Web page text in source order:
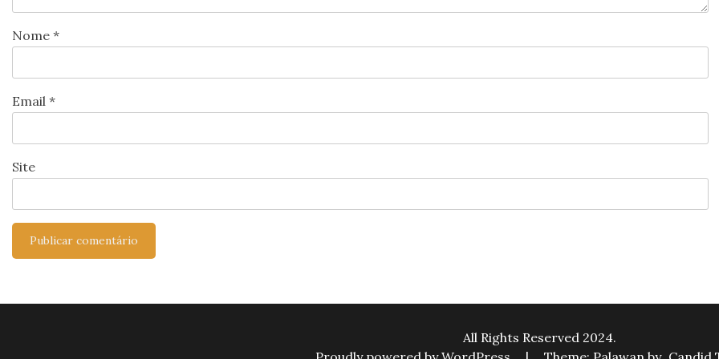
Nome *
Email *
Site
All Rights Reserved 2024.